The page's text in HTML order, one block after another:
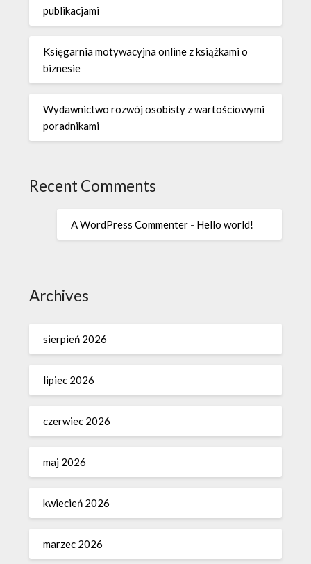
publikacjami
Księgarnia motywacyjna online z książkami o
biznesie
Wydawnictwo rozwój osobisty z wartościowymi
poradnikami
Recent Comments
A WordPress Commenter - Hello world!
Archives
sierpień 2026
lipiec 2026
czerwiec 2026
maj 2026
kwiecień 2026
marzec 2026